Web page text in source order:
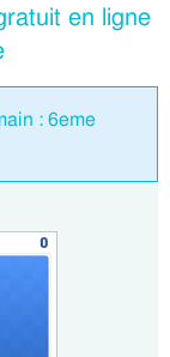
en ligne
: 6eme